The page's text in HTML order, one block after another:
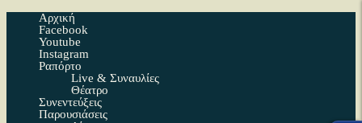
Αρχική
Facebook
Youtube
Instagram
Ραπόρτο
Live & Συναυλίες
Θέατρο
Συνεντεύξεις
Παρουσιάσεις